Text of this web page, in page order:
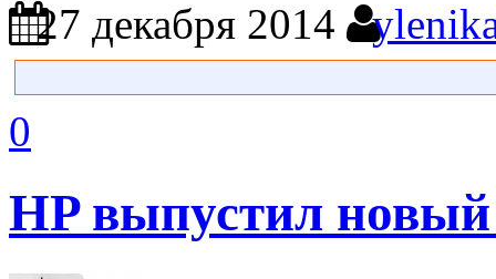
27 декабря 2014
0
HP выпустил